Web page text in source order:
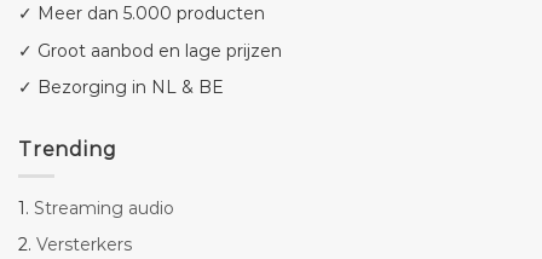
✓ Meer dan 5.000 producten
✓ Groot aanbod en lage prijzen
✓ Bezorging in NL & BE
Trending
1. Streaming audio
2. Versterkers